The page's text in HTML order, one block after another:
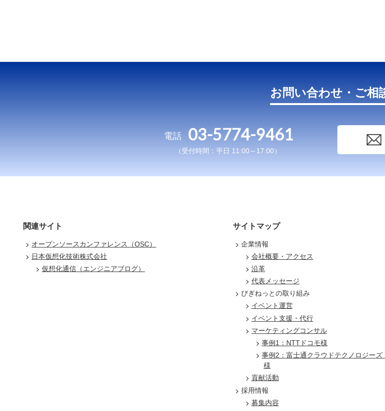
お問い合わせ・ご相
電話 03-5774-9461
（受付時間：平日 11:00～17:00）
関連サイト
オープンソースカンファレンス（OSC）
日本仮想化技術株式会社
仮想化通信（エンジニアブログ）
サイトマップ
企業情報
会社概要・アクセス
沿革
代表メッセージ
びぎねっとの取り組み
イベント運営
イベント支援・代行
マーケティングコンサル
事例1：NTTドコモ様
事例2：富士通クラウドテクノロジーズ
様
貢献活動
採用情報
募集内容